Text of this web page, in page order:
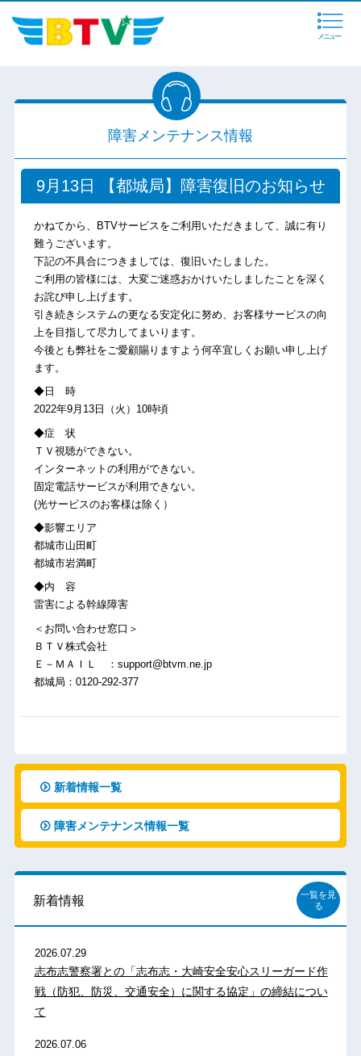
メニュー
障害メンテナンス情報
9月13日 【都城局】障害復旧のお知らせ
かねてから、BTVサービスをご利用いただきまして、誠に有り
難うございます。
下記の不具合につきましては、復旧いたしました。
ご利用の皆様には、大変ご迷惑おかけいたしましたことを深く
お詫び申し上げます。
引き続きシステムの更なる安定化に努め、お客様サービスの向
上を目指して尽力してまいります。
今後とも弊社をご愛顧賜りますよう何卒宜しくお願い申し上げ
ます。
◆日 時
2022年9月13日（火）10時頃
◆症 状
ＴＶ視聴ができない。
インターネットの利用ができない。
固定電話サービスが利用できない。
(光サービスのお客様は除く）
◆影響エリア
都城市山田町
都城市岩満町
◆内 容
雷害による幹線障害
＜お問い合わせ窓口＞
ＢＴＶ株式会社
Ｅ－ＭＡＩＬ ：support@btvm.ne.jp
都城局：0120-292-377
新着情報一覧
障害メンテナンス情報一覧
新着情報
一覧を見
る
2026.07.29
志布志警察署との「志布志・大崎安全安心スリーガード作
戦（防犯、防災、交通安全）に関する協定」の締結につい
て
2026.07.06